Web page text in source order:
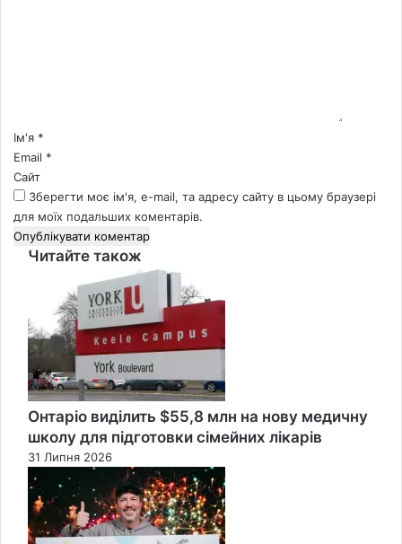
*Ім'я *
Email *
Сайт
Зберегти моє ім'я, e-mail, та адресу сайту в цьому браузері
для моїх подальших коментарів.
Читайте також
Онтаріо виділить $55,8 млн на нову медичну
школу для підготовки сімейних лікарів
31 Липня 2026